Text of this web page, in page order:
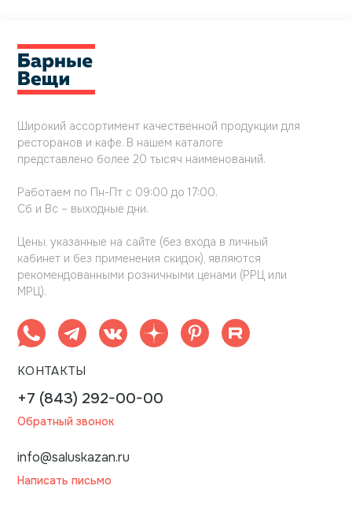
Широкий ассортимент качественной продукции для
ресторанов и кафе. В нашем каталоге
представлено более 20 тысяч наименований.
Работаем по Пн-Пт с 09:00 до 17:00.
Сб и Вс – выходные дни.
Цены, указанные на сайте (без входа в личный
кабинет и без применения скидок), являются
рекомендованными розничными ценами (РРЦ или
МРЦ).
КОНТАКТЫ
+7 (843) 292-00-00
Обратный звонок
info@saluskazan.ru
Написать письмо